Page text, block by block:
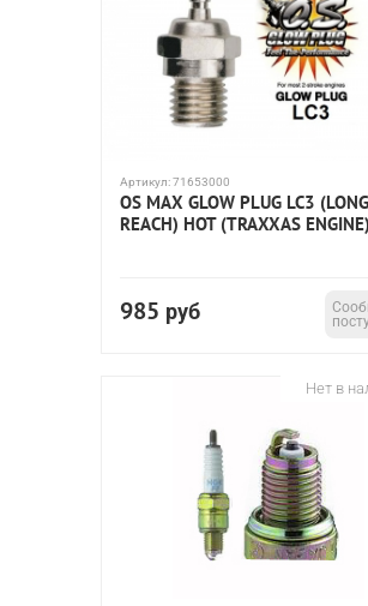
Артикул:71653000
OS MAX GLOW PLUG LC3 (LONG
REACH) HOT (TRAXXAS ENGINE)
985 руб
Нет в